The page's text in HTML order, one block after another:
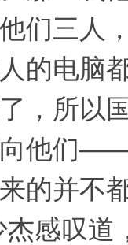
们三人
的电脑
，所以
他们——
的并不
杰感叹